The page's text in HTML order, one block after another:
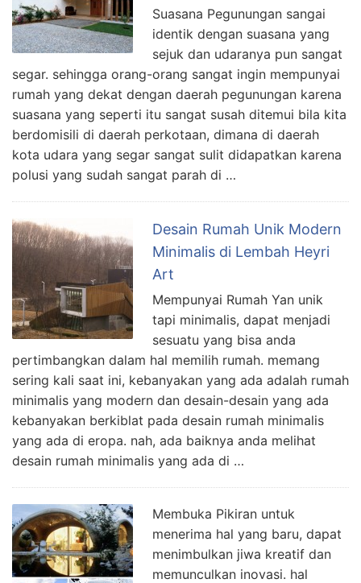
Suasana Pegunungan sangai
identik dengan suasana yang
sejuk dan udaranya pun sangat
segar. sehingga orang-orang sangat ingin mempunyai
rumah yang dekat dengan daerah pegunungan karena
suasana yang seperti itu sangat susah ditemui bila kita
berdomisili di daerah perkotaan, dimana di daerah
kota udara yang segar sangat sulit didapatkan karena
polusi yang sudah sangat parah di …
Desain Rumah Unik Modern
Minimalis di Lembah Heyri
Art
Mempunyai Rumah Yan unik
tapi minimalis, dapat menjadi
sesuatu yang bisa anda
pertimbangkan dalam hal memilih rumah. memang
sering kali saat ini, kebanyakan yang ada adalah rumah
minimalis yang modern dan desain-desain yang ada
kebanyakan berkiblat pada desain rumah minimalis
yang ada di eropa. nah, ada baiknya anda melihat
desain rumah minimalis yang ada di …
Membuka Pikiran untuk
menerima hal yang baru, dapat
menimbulkan jiwa kreatif dan
memunculkan inovasi. hal